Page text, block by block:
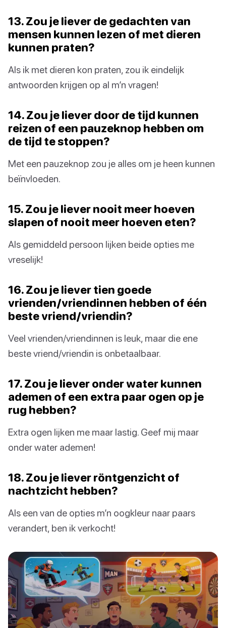
13. Zou je liever de gedachten van
mensen kunnen lezen of met dieren
kunnen praten?
Als ik met dieren kon praten, zou ik eindelijk
antwoorden krijgen op al m’n vragen!
14. Zou je liever door de tijd kunnen
reizen of een pauzeknop hebben om
de tijd te stoppen?
Met een pauzeknop zou je alles om je heen kunnen
beïnvloeden.
15. Zou je liever nooit meer hoeven
slapen of nooit meer hoeven eten?
Als gemiddeld persoon lijken beide opties me
vreselijk!
16. Zou je liever tien goede
vrienden/vriendinnen hebben of één
beste vriend/vriendin?
Veel vrienden/vriendinnen is leuk, maar die ene
beste vriend/vriendin is onbetaalbaar.
17. Zou je liever onder water kunnen
ademen of een extra paar ogen op je
rug hebben?
Extra ogen lijken me maar lastig. Geef mij maar
onder water ademen!
18. Zou je liever röntgenzicht of
nachtzicht hebben?
Als een van de opties m’n oogkleur naar paars
verandert, ben ik verkocht!